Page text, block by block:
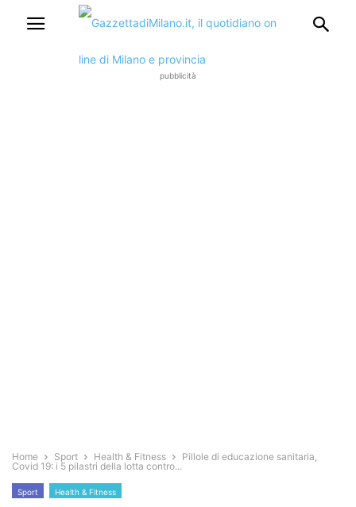
pubblicità
Home Sport Health & Fitness
Pillole di educazione sanitaria,
Covid 19: i 5 pilastri della lotta contro...
Sport Health & Fitness